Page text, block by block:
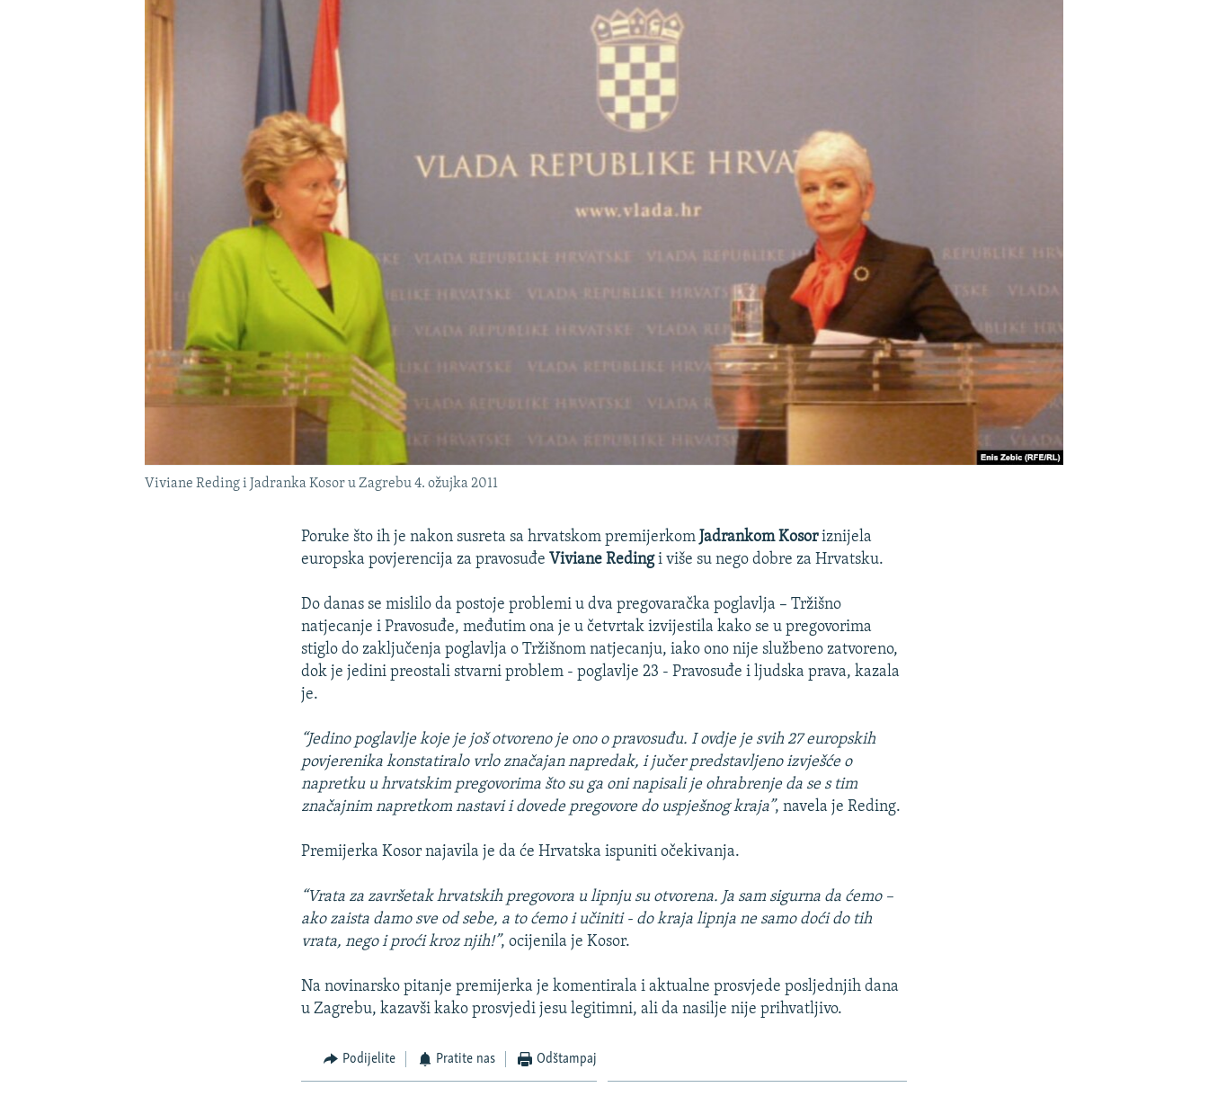
NASTANAK I RASPAD JUGOSLAVIJE
Viviane Reding i Jadranka Kosor u Zagrebu 4. ožujka 2011
Poruke što ih je nakon susreta sa hrvatskom premijerkom Jadrankom Kosoriznijela
europska povjerencija za pravosuđe Viviane Redingi više su nego dobre za Hrvatsku.
Do danas se mislilo da postoje problemi u dva pregovaračka poglavlja – Tržišno
natjecanje i Pravosuđe, međutim ona je u četvrtak izvijestila kako se u pregovorima
stiglo do zaključenja poglavlja o Tržišnom natjecanju, iako ono nije službeno zatvoreno,
dok je jedini preostali stvarni problem - poglavlje 23 - Pravosuđe i ljudska prava, kazala
je.
“Jedino poglavlje koje je još otvoreno je ono o pravosuđu. I ovdje je svih 27 europskih
povjerenika konstatiralo vrlo značajan napredak, i jučer predstavljeno izvješće o
napretku u hrvatskim pregovorima što su ga oni napisali je ohrabrenje da se s tim
značajnim napretkom nastavi i dovede pregovore do uspješnog kraja”, navela je Reding.
Premijerka Kosor najavila je da će Hrvatska ispuniti očekivanja.
“Vrata za završetak hrvatskih pregovora u lipnju su otvorena. Ja sam sigurna da ćemo –
ako zaista damo sve od sebe, a to ćemo i učiniti - do kraja lipnja ne samo doći do tih
vrata, nego i proći kroz njih!”, ocijenila je Kosor.
Na novinarsko pitanje premijerka je komentirala i aktualne prosvjede posljednjih dana
u Zagrebu, kazavši kako prosvjedi jesu legitimni, ali da nasilje nije prihvatljivo.
Podijelite Pratite nas Odštampaj